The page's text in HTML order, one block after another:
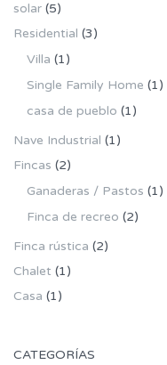
solar (5)
Residential (3)
Villa (1)
Single Family Home (1)
casa de pueblo (1)
Nave Industrial (1)
Fincas (2)
Ganaderas / Pastos (1)
Finca de recreo (2)
Finca rústica (2)
Chalet (1)
Casa (1)
CATEGORÍAS